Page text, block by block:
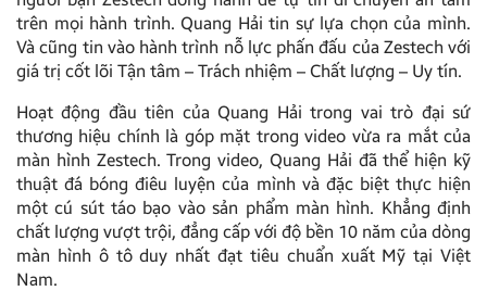
trên mọi hành trình. Quang Hải tin sự lựa chọn của mình.
Và cũng tin vào hành trình nỗ lực phấn đấu của Zestech với
giá trị cốt lõi Tận tâm – Trách nhiệm – Chất lượng – Uy tín.
Hoạt động đầu tiên của Quang Hải trong vai trò đại sứ
thương hiệu chính là góp mặt trong video vừa ra mắt của
màn hình Zestech. Trong video, Quang Hải đã thể hiện kỹ
thuật đá bóng điêu luyện của mình và đặc biệt thực hiện
một cú sút táo bạo vào sản phẩm màn hình. Khẳng định
chất lượng vượt trội, đẳng cấp với độ bền 10 năm của dòng
màn hình ô tô duy nhất đạt tiêu chuẩn xuất Mỹ tại Việt
Nam.